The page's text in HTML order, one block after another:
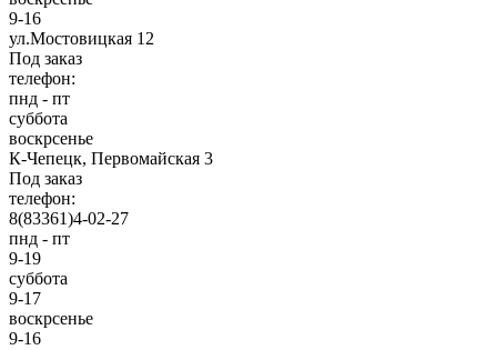
9-16
ул.Мостовицкая 12
Под заказ
телефон:
пнд - пт
суббота
воскрсенье
К-Чепецк, Первомайская 3
Под заказ
телефон:
8(83361)4-02-27
пнд - пт
9-19
суббота
9-17
воскрсенье
9-16